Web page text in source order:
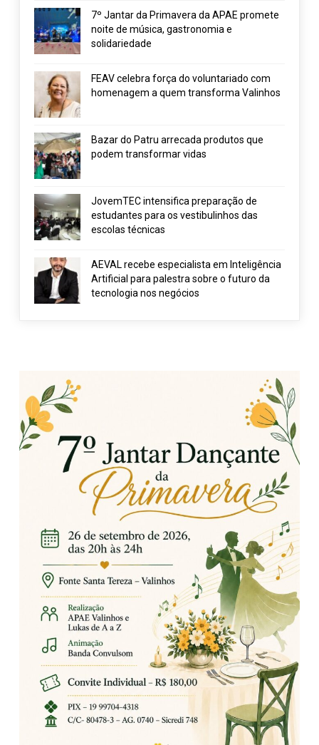
7º Jantar da Primavera da APAE promete
noite de música, gastronomia e
solidariedade
FEAV celebra força do voluntariado com
homenagem a quem transforma Valinhos
Bazar do Patru arrecada produtos que
podem transformar vidas
JovemTEC intensifica preparação de
estudantes para os vestibulinhos das
escolas técnicas
AEVAL recebe especialista em Inteligência
Artificial para palestra sobre o futuro da
tecnologia nos negócios